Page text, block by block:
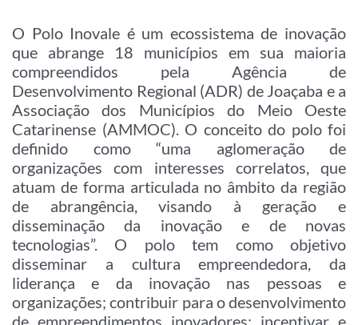
O Polo Inovale é um ecossistema de inovação
que abrange 18 municípios em sua maioria
compreendidos pela Agência de
Desenvolvimento Regional (ADR) de Joaçaba e a
Associação dos Municípios do Meio Oeste
Catarinense (AMMOC). O conceito do polo foi
definido como “uma aglomeração de
organizações com interesses correlatos, que
atuam de forma articulada no âmbito da região
de abrangência, visando à geração e
disseminação da inovação e de novas
tecnologias”. O polo tem como objetivo
disseminar a cultura empreendedora, da
liderança e da inovação nas pessoas e
organizações; contribuir para o desenvolvimento
de empreendimentos inovadores; incentivar e